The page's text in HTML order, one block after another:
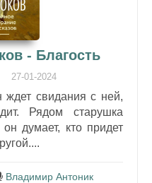
- Благость
27-01-2024
свидания с ней,
Рядом старушка
думает, кто придет
Владимир Антоник